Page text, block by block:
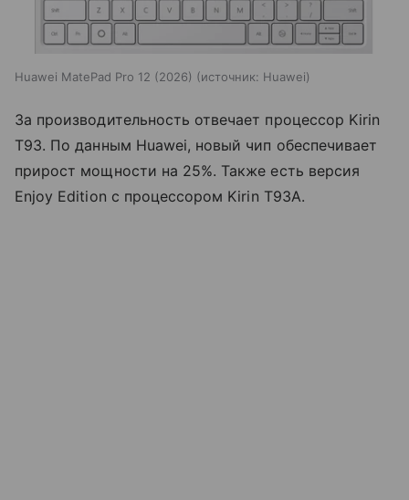
Huawei MatePad Pro 12 (2026) источник: Huawei
За производительность отвечает процессор Kirin
T93. По данным Huawei, новый чип обеспечивает
прирост мощности на 25%. Также есть версия
Enjoy Edition с процессором Kirin T93A.